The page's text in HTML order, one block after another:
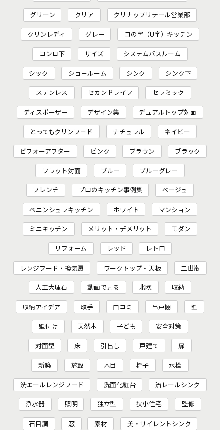
グリーン クリア クリナップリテール営業部
クリンレディ グレー コの字（U字）キッチン
コンロ下 サイズ システムバスルーム
シック ショールーム シンク シンク下
ステンレス セカンドライフ セラミック
ディスポーザー デザイン集 デュアルトップ対面
とってもクリンフード ナチュラル ネイビー
ビフォーアフター ピンク ブラウン ブラック
フラット対面 ブルー ブルーグレー
フレンチ プロのキッチン事例集 ベージュ
ペニンシュラキッチン ホワイト マンション
ミニキッチン メリット・デメリット モダン
リフォーム レッド レトロ
レンジフード・換気扇 ワークトップ・天板 二世帯
人工大理石 動画で見る 北欧 収納
収納アイデア 取手 口コミ 吊戸棚 壁
壁付け 天然木 子ども 安全対策
対面型 床 引出し 戸建て 扉
新築 施設 木目 椅子 水栓
洗エールレンジフード 洗面化粧台 流レールシンク
浄水器 照明 独立型 狭小住宅 監修
石目調 窓 素材 美・サイレントシンク